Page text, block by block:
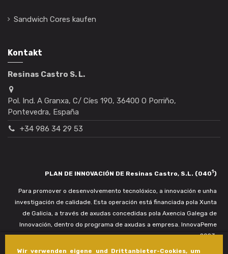
Wir verwenden eigene und Drittanbieter-Cookies, um
Sandwich Cores kaufen
Kontakt
Resinas Castro S. L.
Pol. Ind. A Granxa, C/ Cíes 190, 36400 O Porriño,
Pontevedra, España
+34 986 34 29 53
PLAN DE INNOVACIÓN DE Resinas Castro, S.L. (0401)
Para promover o desenvolvemento tecnolóxico, a innovación e unha
investigación de calidade. Esta operación está financiada pola Xunta
de Galicia, a través de axudas concedidas pola Axencia Galega de
Innovación, dentro do programa de axudas a empresa. InnovaPeme
2023.